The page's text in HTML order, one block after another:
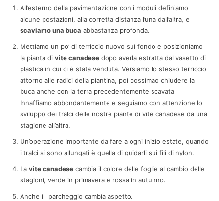
All’esterno della pavimentazione con i moduli definiamo
alcune postazioni, alla corretta distanza l’una dall’altra, e
scaviamo una buca abbastanza profonda.
Mettiamo un po’ di terriccio nuovo sul fondo e posizioniamo
la pianta di vite canadese dopo averla estratta dal vasetto di
plastica in cui ci è stata venduta. Versiamo lo stesso terriccio
attorno alle radici della piantina, poi possimao chiudere la
buca anche con la terra precedentemente scavata.
Innaffiamo abbondantemente e seguiamo con attenzione lo
sviluppo dei tralci delle nostre piante di vite canadese da una
stagione all’altra.
Un’operazione importante da fare a ogni inizio estate, quando
i tralci si sono allungati è quella di guidarli sui fili di nylon.
La vite canadese cambia il colore delle foglie al cambio delle
stagioni, verde in primavera e rossa in autunno.
Anche il parcheggio cambia aspetto.